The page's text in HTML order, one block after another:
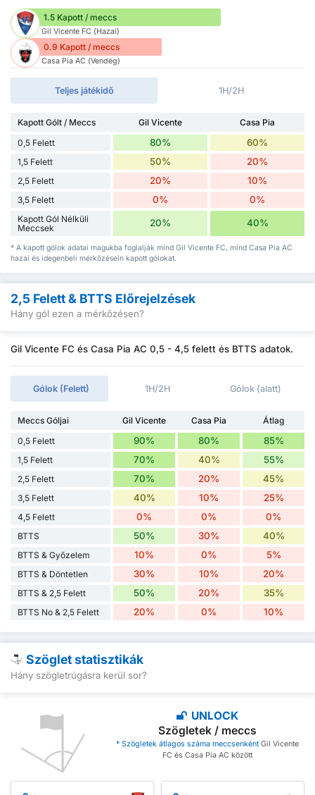
1.5 Kapott / meccs
Gil Vicente FC (Hazai)
0.9 Kapott / meccs
Casa Pia AC (Vendég)
Teljes játékidő 1H/2H
Kapott Gólt / Meccs Gil Vicente
Casa Pia
0,5 Felett
80% 60%
1,5 Felett 50% 20%
2,5 Felett 20% 10%
3,5 Felett 0% 0%
Kapott Gól Nélküli
Meccsek
20% 40%
* A kapott gólok adatai magukba foglalják mind Gil Vicente FC, mind Casa Pia AC
hazai és idegenbeli mérkőzésein kapott gólokat.
2,5 Felett & BTTS Előrejelzések
Hány gól ezen a mérkőzésen?
Gil Vicente FC és Casa Pia AC 0,5 - 4,5 felett és BTTS adatok.
Gólok (Felett) 1H/2H Gólok (alatt)
Meccs Góljai Gil Vicente Casa Pia
Átlag
0,5 Felett
90% 80% 85%
1,5 Felett 70% 40% 55%
2,5 Felett 70% 20% 45%
3,5 Felett 40% 10% 25%
4,5 Felett 0% 0% 0%
BTTS 50% 30% 40%
BTTS & Győzelem 10% 0% 5%
BTTS & Döntetlen 30% 10% 20%
BTTS & 2,5 Felett 50% 20% 35%
BTTS No & 2,5 Felett 20% 0% 10%
Szöglet statisztikák
Hány szögletrúgásra kerül sor?
UNLOCK
Szögletek / meccs
* Szögletek átlagos száma meccsenkéntGil Vicente
FC és Casa Pia AC között